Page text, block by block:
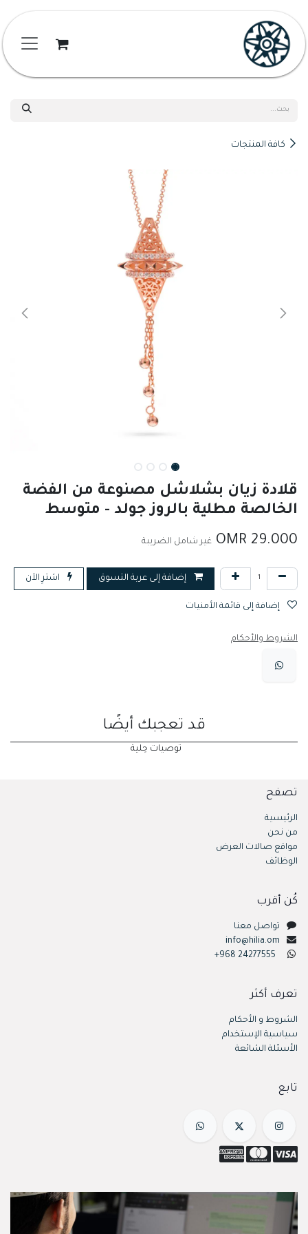
كافة المنتجات
قلادة زيان بشلاشل مصنوعة من الفضة
الخالصة مطلية بالروز جولد - متوسط
29.000
غير شامل الضريبة
إضافة إلى عربة التسوق اشترِ الآن
الشروط والأحكام
قد تعجبك أيضًا
توصيات حِلية
تصفح
الرئيسية
من نحن
مواقع صالات العرض
الوظائف
تابع
كُن أقرب
تواصل معنا
info@hilia.om
+968 24277555
تعرف أكثر
الشروط و الأحكام
سياسية الإستخدام
الأسئلة الشائعة